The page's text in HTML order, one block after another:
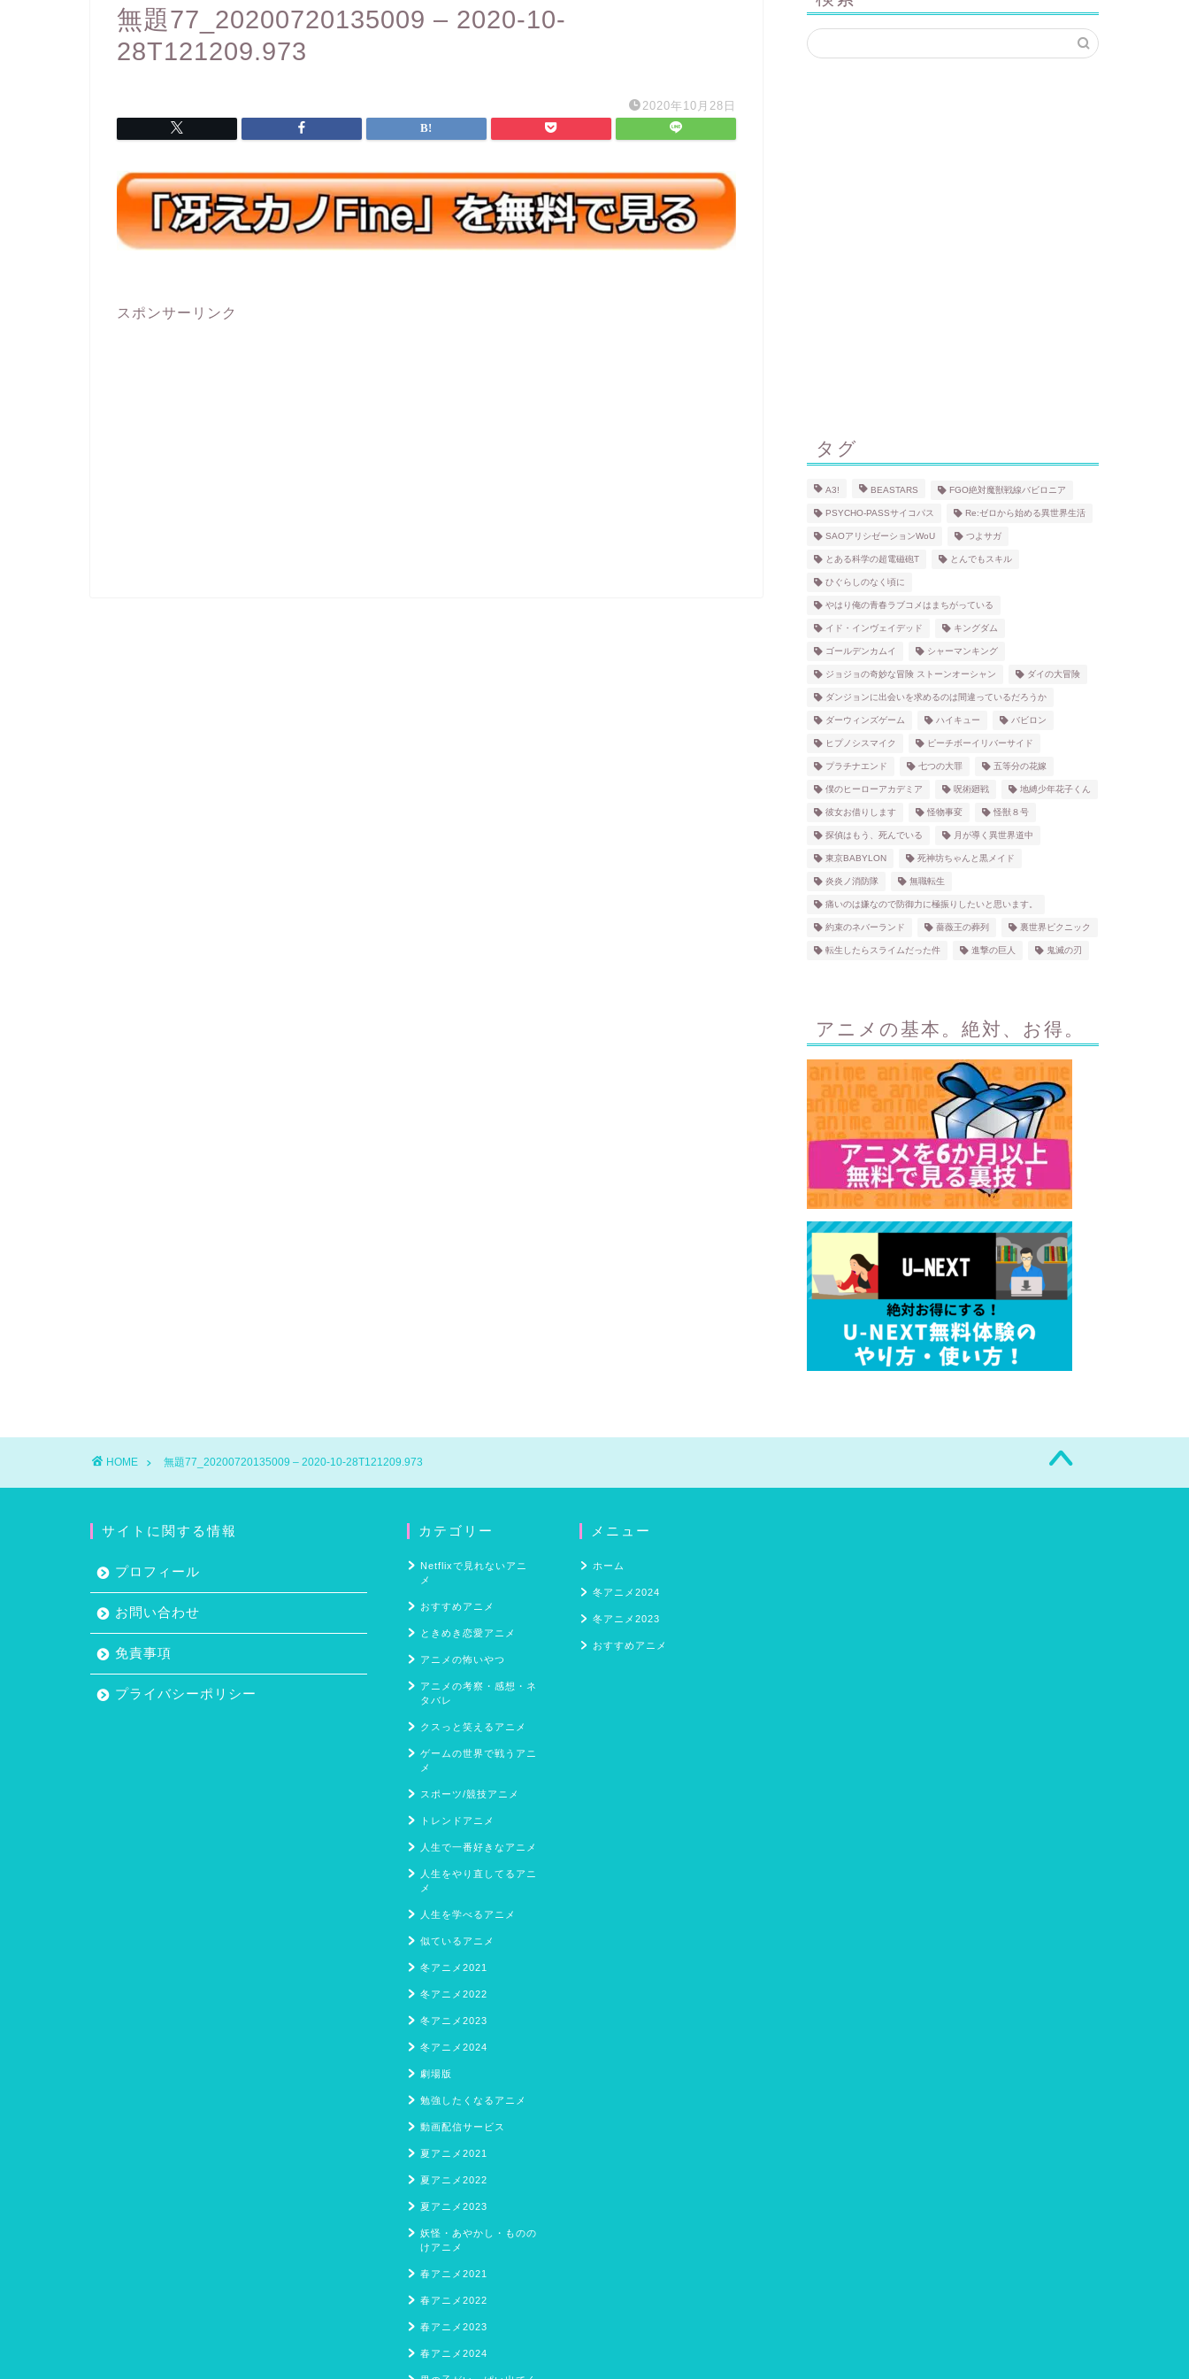
無題77_20200720135009 – 2020-10-
28T121209.973
2020年10月28日
スポンサーリンク
タグ
A3! BEASTARS FGO絶対魔獣戦線バビロニア
PSYCHO-PASSサイコパス Re:ゼロから始める異世界生活
SAOアリシゼーションWoU つよサガ
とある科学の超電磁砲T とんでもスキル
ひぐらしのなく頃に
やはり俺の青春ラブコメはまちがっている
イド・インヴェイデッド キングダム
ゴールデンカムイ シャーマンキング
ジョジョの奇妙な冒険 ストーンオーシャン ダイの大冒険
ダンジョンに出会いを求めるのは間違っているだろうか
ダーウィンズゲーム ハイキュー バビロン
ヒプノシスマイク ピーチボーイリバーサイド
プラチナエンド 七つの大罪 五等分の花嫁
僕のヒーローアカデミア 呪術廻戦 地縛少年花子くん
彼女お借りします 怪物事変 怪獣８号
探偵はもう、死んでいる 月が導く異世界道中
東京BABYLON 死神坊ちゃんと黒メイド
炎炎ノ消防隊 無職転生
痛いのは嫌なので防御力に極振りしたいと思います。
約束のネバーランド 薔薇王の葬列 裏世界ピクニック
転生したらスライムだった件 進撃の巨人 鬼滅の刃
アニメの基本。絶対、お得。
HOME 無題77_20200720135009 – 2020-10-28T121209.973
サイトに関する情報
プロフィール
お問い合わせ
免責事項
プライバシーポリシー
カテゴリー
Netflixで見れないアニ
メ
おすすめアニメ
ときめき恋愛アニメ
アニメの怖いやつ
アニメの考察・感想・ネ
タバレ
クスっと笑えるアニメ
ゲームの世界で戦うアニ
メ
スポーツ/競技アニメ
トレンドアニメ
人生で一番好きなアニメ
人生をやり直してるアニ
メ
人生を学べるアニメ
似ているアニメ
冬アニメ2021
冬アニメ2022
冬アニメ2023
冬アニメ2024
劇場版
勉強したくなるアニメ
動画配信サービス
夏アニメ2021
夏アニメ2022
夏アニメ2023
妖怪・あやかし・ものの
けアニメ
春アニメ2021
春アニメ2022
春アニメ2023
春アニメ2024
メニュー
ホーム
冬アニメ2024
冬アニメ2023
おすすめアニメ